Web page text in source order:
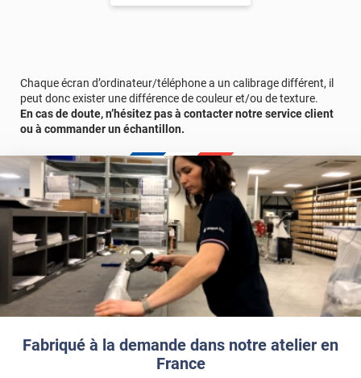
Fabriqué à la demande dans notre atelier en
France
Chaque écran d’ordinateur/téléphone a un calibrage différent, il
peut donc exister une différence de couleur et/ou de texture.
En cas de doute, n’hésitez pas à contacter notre service client
ou à commander un échantillon.